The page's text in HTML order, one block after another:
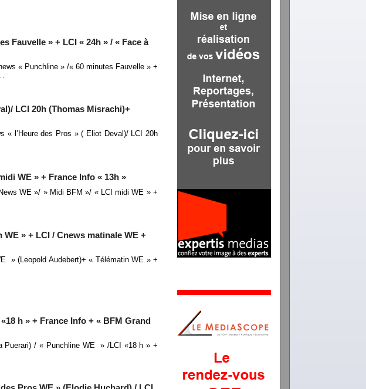
Fauvelle » + LCI « 24h » / « Face à
« Punchline » /« 60 minutes Fauvelle » +
LCI 20h (Thomas Misrachi)+
« l’Heure des Pros » ( Eliot Deval)/ LCI 20h
WE » + France Info « 13h »
WE »/ » Midi BFM »/ « LCI midi WE » +
» + LCI / Cnews matinale WE +
» (Leopold Audebert)+ « Télématin WE » +
h » + France Info + « BFM Grand
Puerari) / « Punchline WE » /LCI «18 h » +